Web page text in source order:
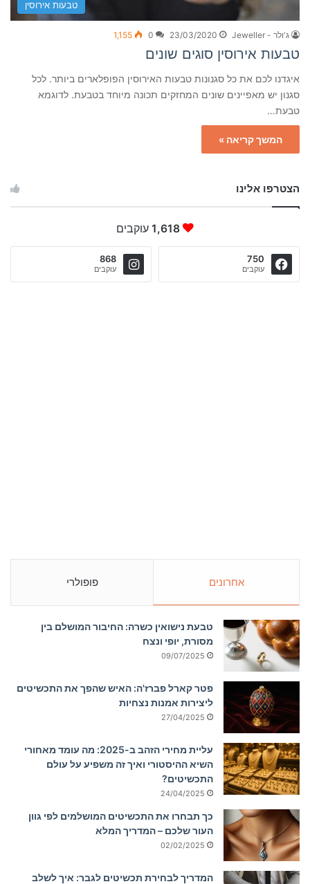
טבעות אירוסין
ג'ולר - Jeweller 23/03/2020
0
1,155
טבעות אירוסין סוגים שונים
איגדנו לכם את כל סגנונות טבעות האירוסין הפופלארים ביותר. לכל
סגנון יש מאפיינים שונים המחזקים תכונה מיוחד בטבעת. לדוגמא
טבעת…
המשך קריאה »
הצטרפו אלינו
1,618 עוקבים
750
עוקבים
868
עוקבים
אחרונים פופולרי
טבעת נישואין כשרה: החיבור המושלם בין
מסורת, יופי ונצח
09/07/2025
פטר קארל פברז'ה: האיש שהפך את התכשיטים
ליצירות אמנות נצחיות
27/04/2025
עליית מחירי הזהב ב-2025: מה עומד מאחורי
השיא ההיסטורי ואיך זה משפיע על עולם
התכשיטים?
24/04/2025
כך תבחרו את התכשיטים המושלמים לפי גוון
העור שלכם – המדריך המלא
02/02/2025
המדריך לבחירת תכשיטים לגבר: איך לשלב